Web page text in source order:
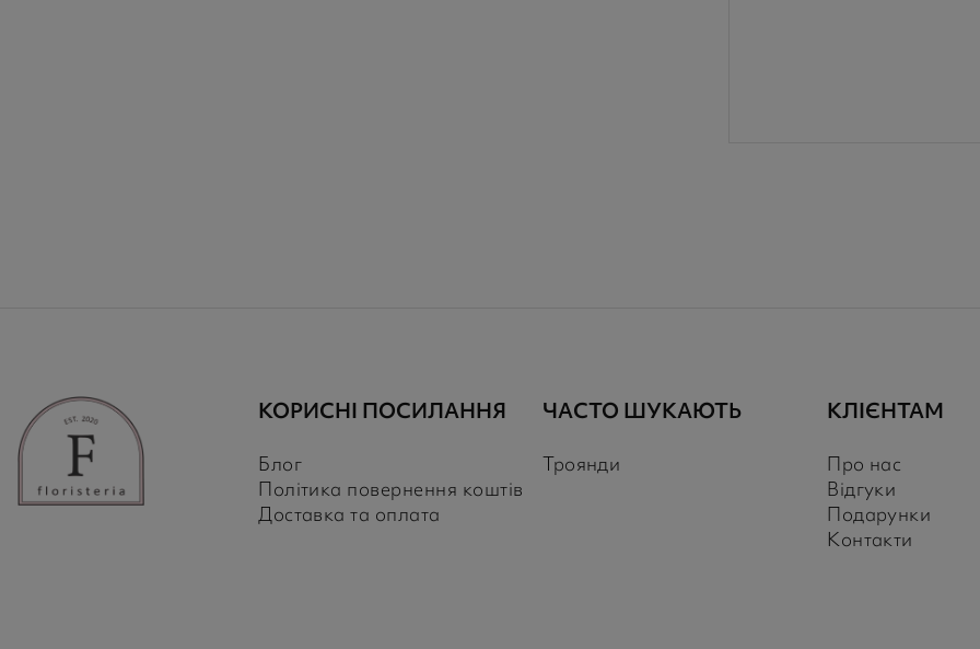
КОРИСНІ ПОСИЛАННЯ
Блог
Політика повернення коштів
Доставка та оплата
ЧАСТО ШУКАЮТЬ
Троянди
КЛІЄНТАМ
Про нас
Відгуки
Подарунки
Контакти